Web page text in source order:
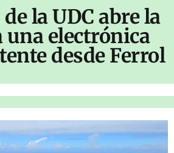
la UDC abre la
una electrónica
desde Ferrol